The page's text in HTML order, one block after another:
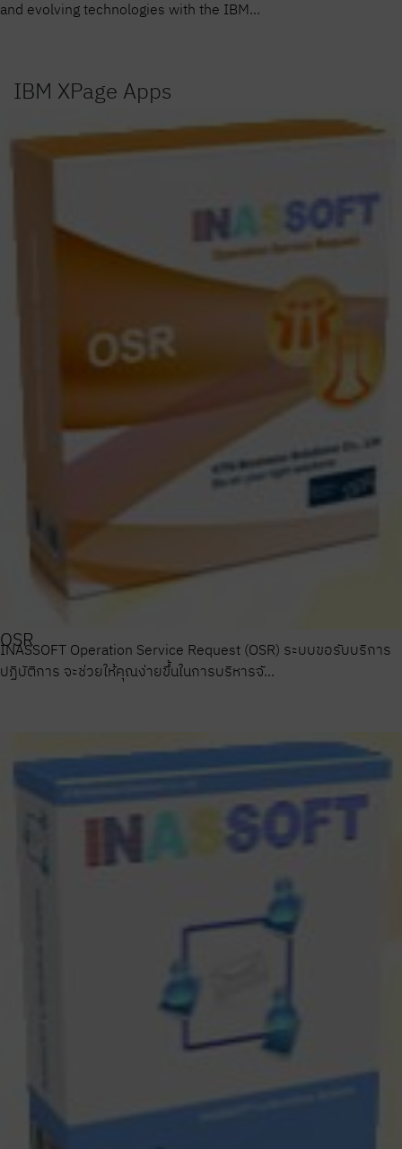
and evolving technologies with the IBM...
IBM XPage Apps
OSR
INASSOFT Operation Service Request (OSR) ระบบขอรับบริการ
ปฏิบัติการ จะช่วยให้คุณง่ายขึ้นในการบริหารจั...